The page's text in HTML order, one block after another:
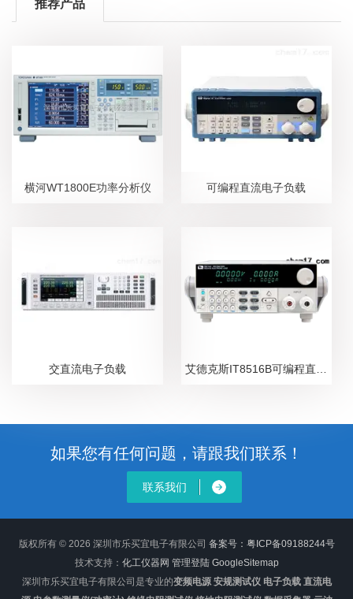
推荐产品
横河WT1800E功率分析仪 可编程直流电子负载
交直流电子负载
如果您有任何问题，请跟我们联系！
联系我们
版权所有 © 2026 深圳市乐买宜电子有限公司 备案号：粤ICP备09188244号
技术支持： 化工仪器网 管理登陆 GoogleSitemap
深圳市乐买宜电子有限公司是专业的变频电源 安规测试仪 电子负载 直流电